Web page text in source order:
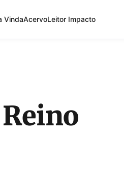
VindaAcervoLeitor Impacto